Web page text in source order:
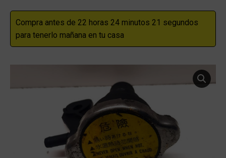
Compra antes de 22 horas 24 minutos 20 segundos
para tenerlo mañana en tu casa